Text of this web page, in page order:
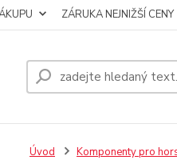
ZÁRUKA NEJNIŽŠÍ CENY
Úvod Komponenty pro